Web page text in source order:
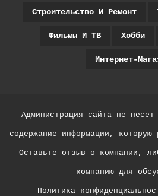
Строительство И Ремонт
Фильмы И ТВ Хобби
Интернет-
Администрация сайта не несет
содержание информации, которую
Оставьте отзыв о компании,
компанию для
Политика